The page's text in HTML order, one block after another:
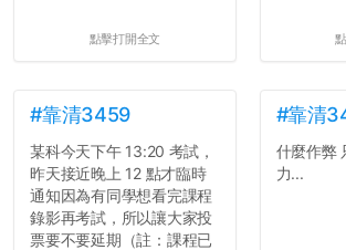
點擊打開全文
#靠清3459
某科今天下午 13:20 考試，
昨天接近晚上 12 點才臨時
通知因為有同學想看完課程
錄影再考試，所以讓大家投
票要不要延期（註：課程已
#靠清
什麼作弊
力...